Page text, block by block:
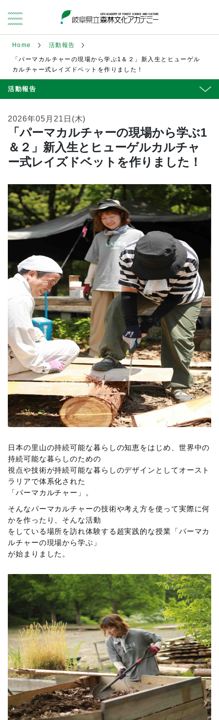
Home 活動報告
「パーマカルチャーの現場から学ぶ1＆２」新入生とヒューゲル
カルチャー式レイズドベットを作りました！
活動報告
2026年05月21日(木)
「パーマカルチャーの現場から学ぶ1
＆２」新入生とヒューゲルカルチャ
ー式レイズドベットを作りました！
日本の里山の持続可能な暮らしの知恵をはじめ、世界中の
持続可能な暮らしのための
視点や技術が持続可能な暮らしのデザインとしてオースト
ラリアで体系化された
「パーマカルチャー」。
そんなパーマカルチャーの技術や考え方を使って実際に何
かを作ったり、そんな活動
をしている場所を訪れ体験する超実践的な授業「パーマカ
ルチャーの現場から学ぶ」
が始まりました。